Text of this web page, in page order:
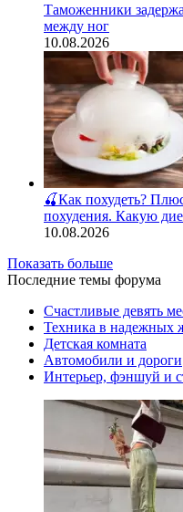
Таможенники
между ног
10.08.2026
🍒Как похудеть?
похудения. Какую
10.08.2026
Показать больше
Последние темы форума
Счастливые девять
Техника в надежных
Детская комната
Автомобили и дороги
Интерьер, фэншуй и